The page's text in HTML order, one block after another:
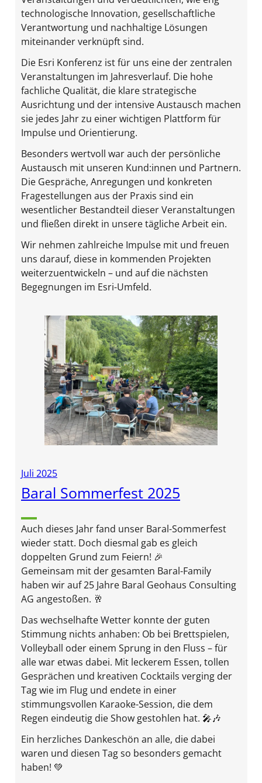
technologische Innovation, gesellschaftliche
Verantwortung und nachhaltige Lösungen
miteinander verknüpft sind.
Die Esri Konferenz ist für uns eine der zentralen
Veranstaltungen im Jahresverlauf. Die hohe
fachliche Qualität, die klare strategische
Ausrichtung und der intensive Austausch machen
sie jedes Jahr zu einer wichtigen Plattform für
Impulse und Orientierung.
Besonders wertvoll war auch der persönliche
Austausch mit unseren Kund:innen und Partnern.
Die Gespräche, Anregungen und konkreten
Fragestellungen aus der Praxis sind ein
wesentlicher Bestandteil dieser Veranstaltungen
und fließen direkt in unsere tägliche Arbeit ein.
Wir nehmen zahlreiche Impulse mit und freuen
uns darauf, diese in kommenden Projekten
weiterzuentwickeln – und auf die nächsten
Begegnungen im Esri-Umfeld.
Juli 2025
Baral Sommerfest 2025
Auch dieses Jahr fand unser Baral-Sommerfest
wieder statt. Doch diesmal gab es gleich
doppelten Grund zum Feiern! 🎉
Gemeinsam mit der gesamten Baral-Family
haben wir auf 25 Jahre Baral Geohaus Consulting
AG angestoßen. 🥂
Das wechselhafte Wetter konnte der guten
Stimmung nichts anhaben: Ob bei Brettspielen,
Volleyball oder einem Sprung in den Fluss – für
alle war etwas dabei. Mit leckerem Essen, tollen
Gesprächen und kreativen Cocktails verging der
Tag wie im Flug und endete in einer
stimmungsvollen Karaoke-Session, die dem
Regen eindeutig die Show gestohlen hat. 🎤🎶
Ein herzliches Dankeschön an alle, die dabei
waren und diesen Tag so besonders gemacht
haben! 💚